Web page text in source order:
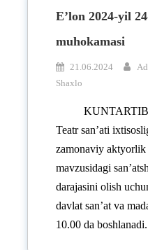
E’lon 2024-yil
muhokamasi
21.06.2024
Shaxlo
Teatr san’ati
zamonaviy
mavzusidagi
darajasini olish
davlat san’at va
10.00 da